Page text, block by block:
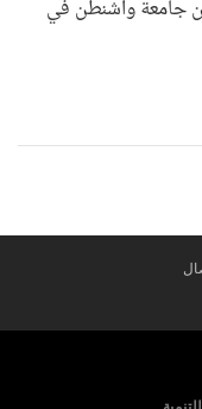
جامعة واشنطن في